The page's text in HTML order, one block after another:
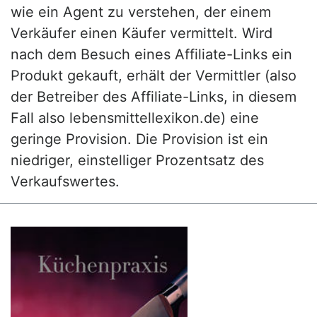
wie ein Agent zu verstehen, der einem
Verkäufer einen Käufer vermittelt. Wird
nach dem Besuch eines Affiliate-Links ein
Produkt gekauft, erhält der Vermittler (also
der Betreiber des Affiliate-Links, in diesem
Fall also lebensmittellexikon.de) eine
geringe Provision. Die Provision ist ein
niedriger, einstelliger Prozentsatz des
Verkaufswertes.